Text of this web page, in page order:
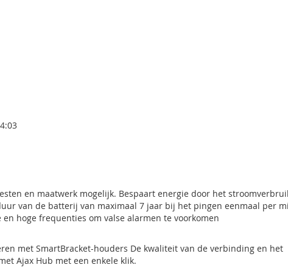
ingesteld worden.
heeft. Uitgevoerd met een paniekknop en 2-weg communicatie Met
worden door een nieuwe CR2032 batterij.
1300 meter in open veld. Heeft u een schuur, garage of ander
gesproken geen probleem.
en maatwerk mogelijk. Bespaart energie door het
van de batterij van maximaal 7 jaar bij het pingen eenmaal per
hoge frequenties om valse alarmen te voorkomen
met SmartBracket-houders De kwaliteit van de verbinding en het
Ajax Hub met een enkele klik.